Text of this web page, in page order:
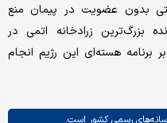
بدون عضویت در پیمان منع
بزرگ‌ترین زرادخانه اتمی در
هسته‌ای این رژیم انجام
رسانه‌های رسمی کشور است.